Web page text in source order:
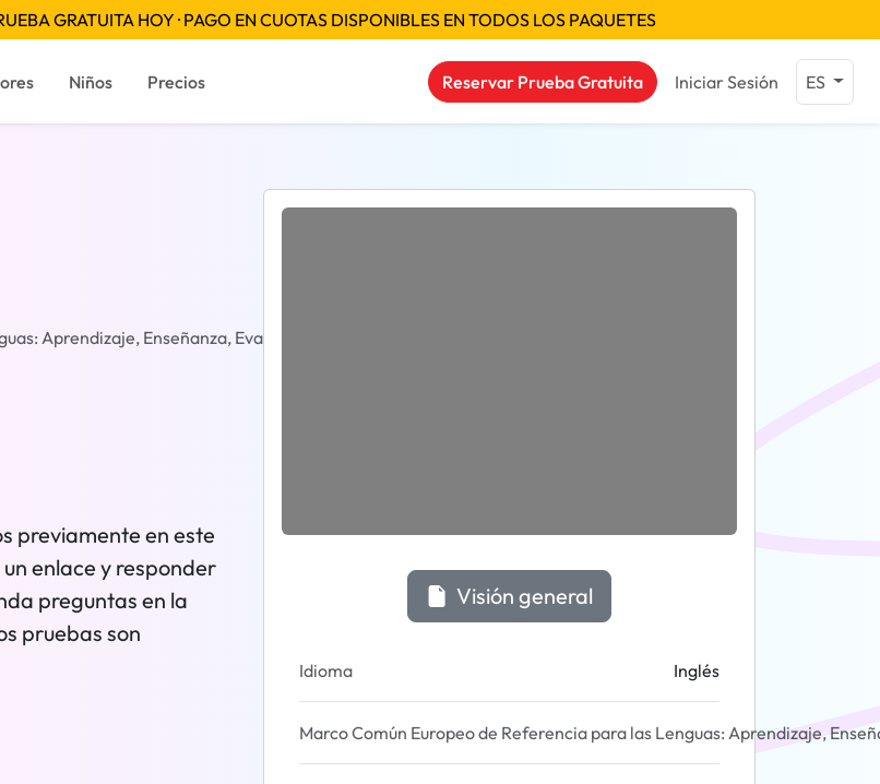
GRATUITA HOY · PAGO EN CUOTAS DISPONIBLES EN TODOS LOS PAQUETES
Niños Precios Reservar Prueba Gratuita Iniciar Sesión ES
Aprendizaje, Enseñanza, Evaluación
previamente en este
enlace y responder
preguntas en la
pruebas son
Visión general
Idioma Inglés
Marco Común Europeo de Referencia para las Lenguas: Aprendizaje,